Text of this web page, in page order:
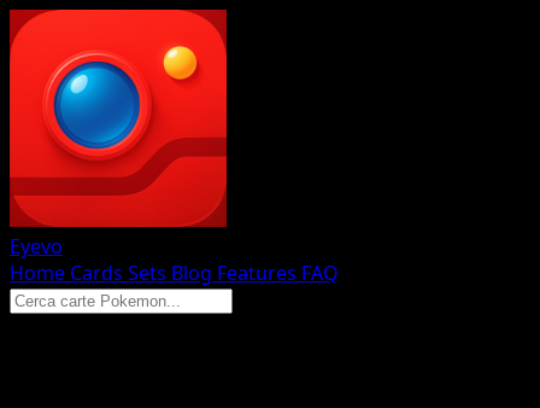
Eyevo
Home Cards Sets Blog Features FAQ